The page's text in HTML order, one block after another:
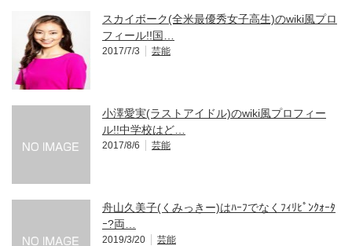
スカイボーク(全米最優秀女子高生)のwiki風プロ
フィール!!国…
2017/7/3 芸能
小澤愛実(ラストアイドル)のwiki風プロフィー
ル!!中学校はど…
2017/8/6 芸能
舟山久美子(くみっきー)はﾊｰﾌでなくﾌｨﾘﾋﾟﾝｸｫｰﾀ
ｰ?両…
2019/3/20 芸能